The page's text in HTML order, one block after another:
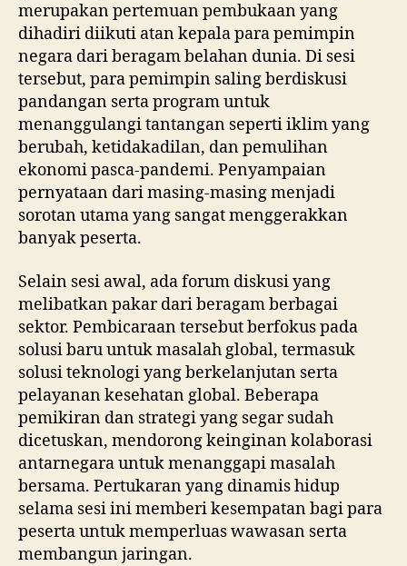
merupakan pertemuan pembukaan yang
dihadiri diikuti atan kepala para pemimpin
negara dari beragam belahan dunia. Di sesi
tersebut, para pemimpin saling berdiskusi
pandangan serta program untuk
menanggulangi tantangan seperti iklim yang
berubah, ketidakadilan, dan pemulihan
ekonomi pasca-pandemi. Penyampaian
pernyataan dari masing-masing menjadi
sorotan utama yang sangat menggerakkan
banyak peserta.
Selain sesi awal, ada forum diskusi yang
melibatkan pakar dari beragam berbagai
sektor. Pembicaraan tersebut berfokus pada
solusi baru untuk masalah global, termasuk
solusi teknologi yang berkelanjutan serta
pelayanan kesehatan global. Beberapa
pemikiran dan strategi yang segar sudah
dicetuskan, mendorong keinginan kolaborasi
antarnegara untuk menanggapi masalah
bersama. Pertukaran yang dinamis hidup
selama sesi ini memberi kesempatan bagi para
peserta untuk memperluas wawasan serta
membangun jaringan.